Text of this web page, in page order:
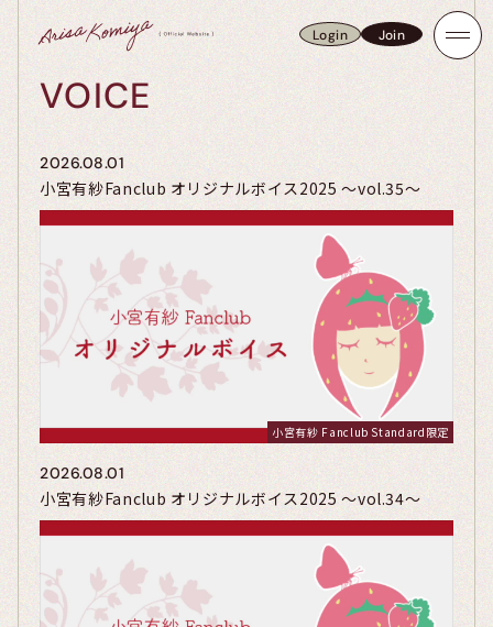
Login
Join
VOICE
2026.08.01
小宮有紗Fanclub オリジナルボイス2025 〜vol.35〜
小宮有紗 Fanclub Standard限定
2026.08.01
小宮有紗Fanclub オリジナルボイス2025 〜vol.34〜